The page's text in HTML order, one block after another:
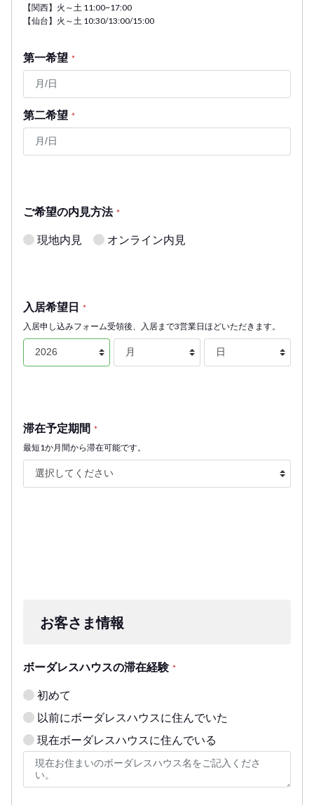
【関西】火～土 11:00~17:00
【仙台】火～土 10:30/13:00/15:00
第一希望 *
第二希望 *
ご希望の内見方法 *
現地内見 オンライン内見
入居希望日 *
入居申し込みフォーム受領後、入居まで3営業日ほどいただきます。
滞在予定期間 *
最短1か月間から滞在可能です。
お客さま情報
ボーダレスハウスの滞在経験 *
初めて
以前にボーダレスハウスに住んでいた
現在ボーダレスハウスに住んでいる